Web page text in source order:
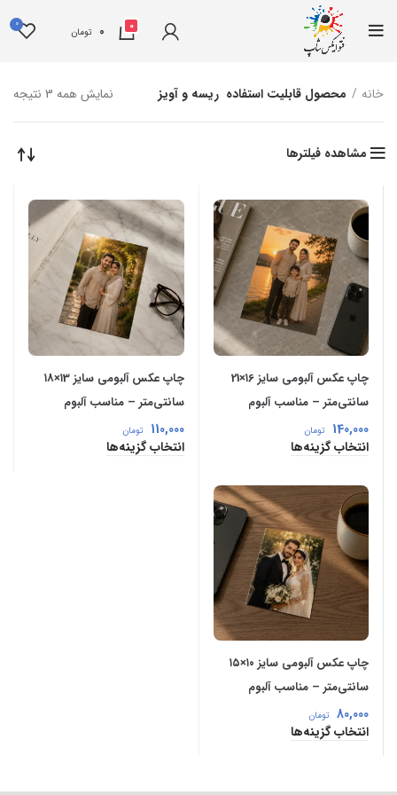
0
0 تومان
0
خانه محصول قابلیت استفاده ریسه و آویز نمایش همه 3 نتیجه
مشاهده فیلترها
چاپ عکس آلبومی سایز ۱6×21
سانتی‌متر – مناسب آلبوم
140,000 تومان
انتخاب گزینه‌ها
چاپ عکس آلبومی سایز ۱3×۱8
سانتی‌متر – مناسب آلبوم
110,000 تومان
انتخاب گزینه‌ها
چاپ عکس آلبومی سایز ۱۰×۱۵
سانتی‌متر – مناسب آلبوم
80,000 تومان
انتخاب گزینه‌ها